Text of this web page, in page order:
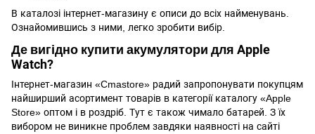
В каталозі інтернет-магазину є описи до всіх найменувань.
Ознайомившись з ними, легко зробити вибір.
Де вигідно купити акумулятори для Apple
Watch?
Інтернет-магазин «Cmastore» радий запропонувати покупцям
найширший асортимент товарів в категорії каталогу «Apple
Store» оптом і в роздріб. Тут є також чимало батарей. З їх
вибором не виникне проблем завдяки наявності на сайті